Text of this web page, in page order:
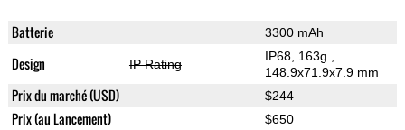
Batterie 3300 mAh
Design IP Rating
IP68, 163g
148.9x71.9x7.9 mm
Prix du marché (USD) $244
Prix (au Lancement) $650